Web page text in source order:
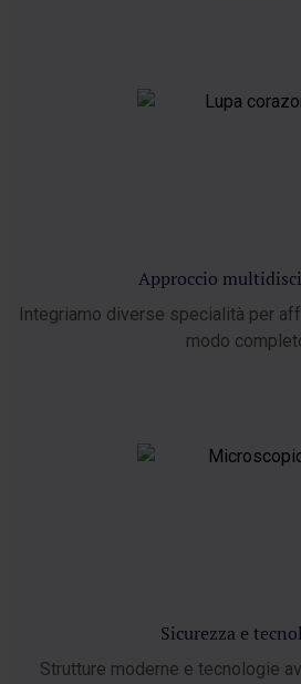
Approccio
Integriamo diverse specialità per
modo
Sicurezza e
Strutture moderne e tecnologie